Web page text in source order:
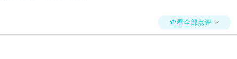
查看全部点评 